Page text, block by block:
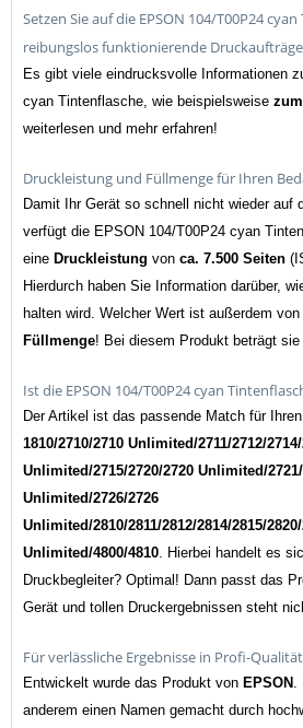
Setzen Sie auf die EPSON 104/T00P24
reibungslos funktionierende
Es gibt viele eindrucksvolle Informationen
cyan Tintenflasche, wie beispielsweise
weiterlesen und mehr erfahren!
Druckleistung und Füllmenge für Ihren
Damit Ihr Gerät so schnell nicht wieder auf
verfügt die EPSON 104/T00P24 cyan
eine Druckleistung von ca. 7.500 Seiten
Hierdurch haben Sie Information darüber,
halten wird. Welcher Wert ist außerdem
Füllmenge! Bei diesem Produkt beträgt sie
Ist die EPSON 104/T00P24 cyan
Der Artikel ist das passende Match für Ihren
1810/2710/2710 Unlimited/2711/2712/
Unlimited/2715/2720/2720 Unlimited/
Unlimited/2726/2726
Unlimited/2810/2811/2812/2814/2815/
Unlimited/4800/4810. Hierbei handelt es
Druckbegleiter? Optimal! Dann passt das
Gerät und tollen Druckergebnissen steht
Für verlässliche Ergebnisse in Profi-Qualität
Entwickelt wurde das Produkt von EPSON .
anderem einen Namen gemacht durch